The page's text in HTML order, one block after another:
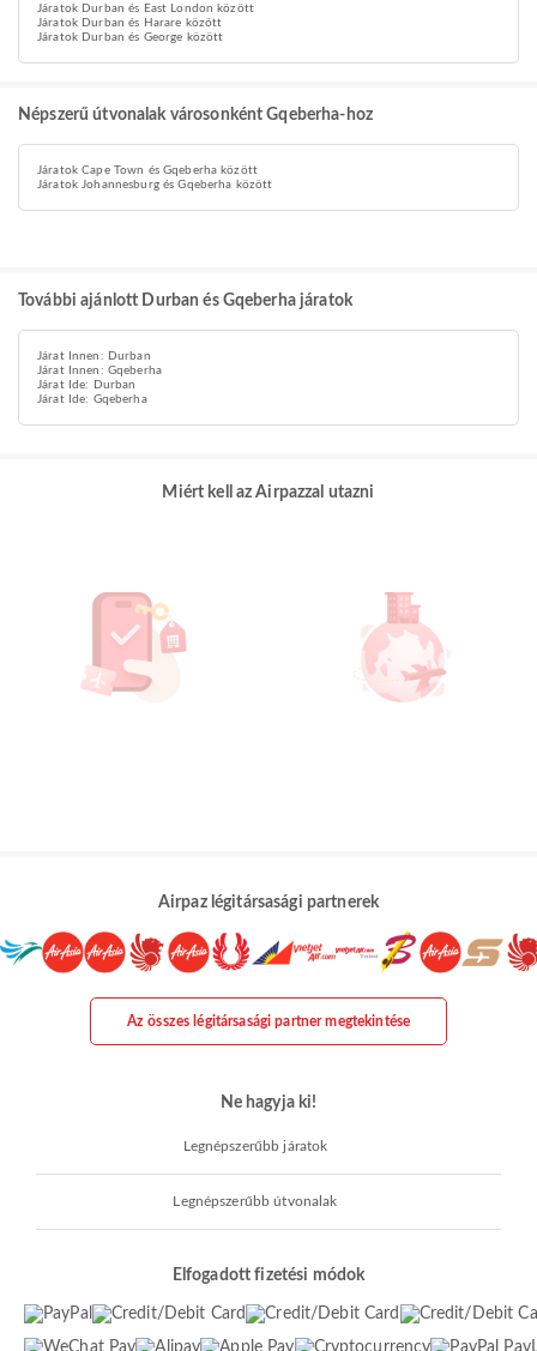
Járatok Durban és East London között
Járatok Durban és Harare között
Járatok Durban és George között
Népszerű útvonalak városonként Gqeberha-hoz
Járatok Cape Town és Gqeberha között
Járatok Johannesburg és Gqeberha között
További ajánlott Durban és Gqeberha járatok
Járat Innen: Durban
Járat Innen: Gqeberha
Járat Ide: Durban
Járat Ide: Gqeberha
Miért kell az Airpazzal utazni
Airpaz légitársasági partnerek
Az összes légitársasági partner megtekintése
Ne hagyja ki!
Legnépszerűbb járatok
Legnépszerűbb útvonalak
Elfogadott fizetési módok